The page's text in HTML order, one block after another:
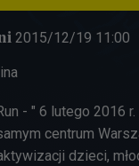
2015/12/19 11:00
- " 6 lutego 2016
centrum
dzieci,